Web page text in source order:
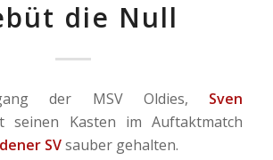
die Null
der MSV Oldies, Sven
seinen Kasten im Auftaktmatch
SVsauber gehalten.